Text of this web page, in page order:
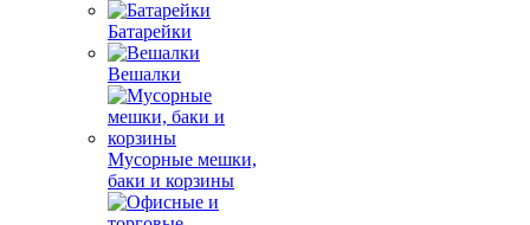
Батарейки
Вешалки
Мусорные мешки,
баки и корзины